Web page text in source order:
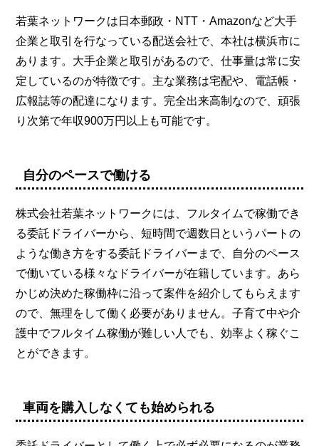
若葉ネットワークは日本郵政・NTT・Amazonなど大手
企業と取引を行なっている配送会社で、本社は横浜市に
あります。大手企業と取引があるので、仕事量は常に安
定しているのが特徴です。主な業務は宅配や、電話帳・
広報誌等の配達になります。完全出来高制なので、頑張
り次第で年収900万円以上も可能です。
自分のペースで働ける
株式会社若葉ネットワークには、フルタイムで稼働でき
る委託ドライバーから、短時間で週数日というパートの
ような働き方をする委託ドライバーまで、自分のペース
で働いている様々なドライバーが在籍しています。あら
かじめ決めた稼働枠に沿って案件を紹介してもらえます
ので、無理をして働く必要がありません。子育て中や介
護中でフルタイム稼働が難しい人でも、効率よく稼ぐこ
とができます。
車両を購入しなくても始められる